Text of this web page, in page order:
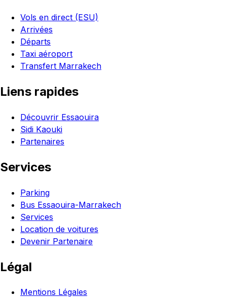
Vols en direct (ESU)
Arrivées
Départs
Taxi aéroport
Transfert Marrakech
Liens rapides
Découvrir Essaouira
Sidi Kaouki
Partenaires
Services
Parking
Bus Essaouira-Marrakech
Services
Location de voitures
Devenir Partenaire
Légal
Mentions Légales